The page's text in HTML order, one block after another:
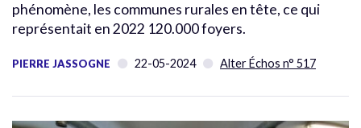
phénomène, les communes rurales en tête, ce qui
représentait en 2022 120.000 foyers.
PIERRE JASSOGNE 22-05-2024 Alter Échos n° 517